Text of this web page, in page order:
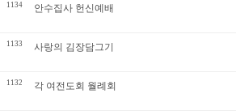
1134 안수집사 헌신예배
1133 사랑의 김장담그기
1132 각 여전도회 월례회